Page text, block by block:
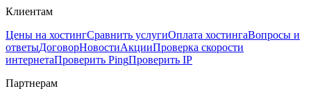
Клиентам
Цены на хостингСравнить услугиОплата хостингаВопросы и
ответыДоговорНовостиАкцииПроверка скорости
интернетаПроверить PingПроверить IP
Партнерам